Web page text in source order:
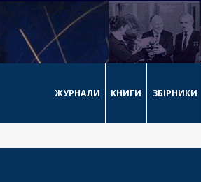
ЖУРНАЛИ КНИГИ ЗБІРНИКИ